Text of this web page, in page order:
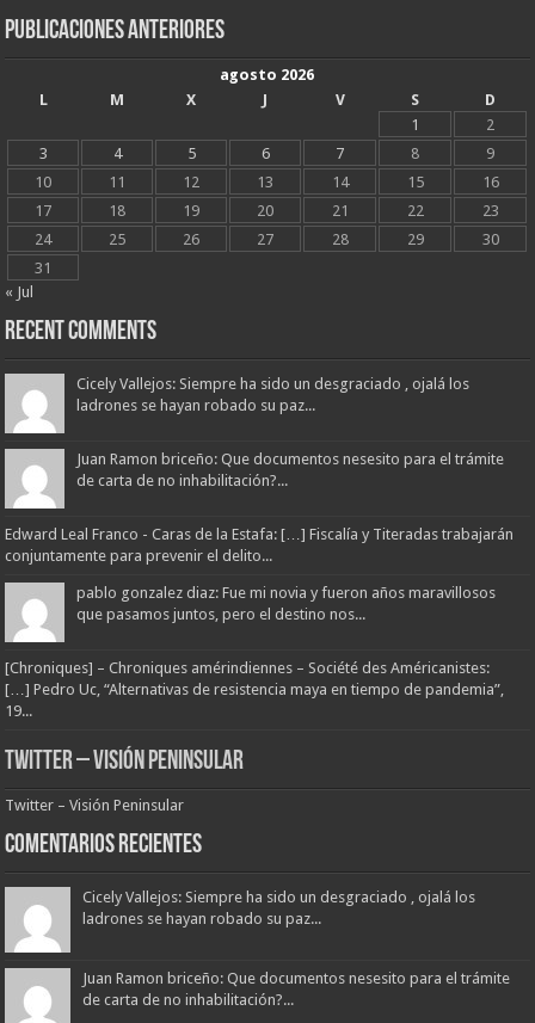
Publicaciones Anteriores
agosto 2026
L
M X J V S
D
1
2
3
4 5 6 7 8
9
10
11 12 13 14 15
16
17
18 19 20 21 22
23
24
25 26 27 28 29
30
31
« Jul
Recent Comments
Cicely Vallejos: Siempre ha sido un desgraciado , ojalá los
ladrones se hayan robado su paz...
Juan Ramon briceño: Que documentos nesesito para el trámite
de carta de no inhabilitación?...
Edward Leal Franco - Caras de la Estafa: […] Fiscalía y Titeradas trabajarán
conjuntamente para prevenir el delito...
pablo gonzalez diaz: Fue mi novia y fueron años maravillosos
que pasamos juntos, pero el destino nos...
[Chroniques] – Chroniques amérindiennes – Société des Américanistes:
[…] Pedro Uc, “Alternativas de resistencia maya en tiempo de pandemia”,
19...
Twitter – Visión Peninsular
Twitter – Visión Peninsular
Comentarios Recientes
Cicely Vallejos: Siempre ha sido un desgraciado , ojalá los
ladrones se hayan robado su paz...
Juan Ramon briceño: Que documentos nesesito para el trámite
de carta de no inhabilitación?...